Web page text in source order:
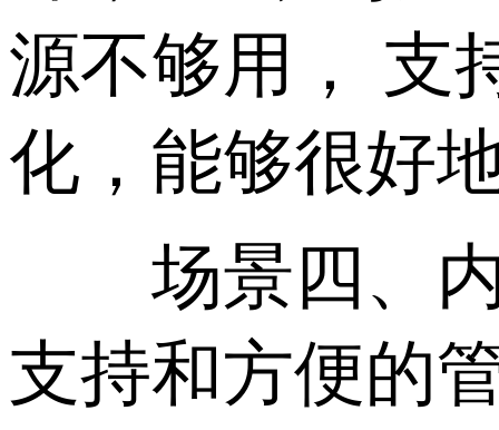
源不够用， 支
化，能够很好
场景四、内
支持和方便的